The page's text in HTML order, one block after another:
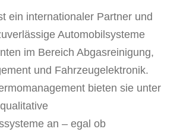
ein internationaler Partner und
Automobilsysteme
im Bereich Abgasreinigung,
und Fahrzeugelektronik.
bieten sie unter
an – egal ob